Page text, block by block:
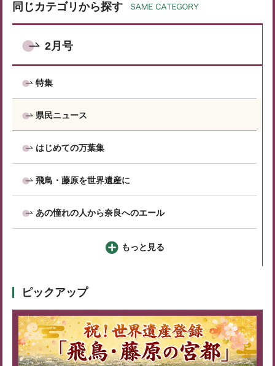
同じカテゴリから探す
2月号
特集
県民ニュース
はじめての万葉集
飛鳥・藤原を世界遺産に
あの憧れの人から奈良へのエール
もっと見る
ピックアップ